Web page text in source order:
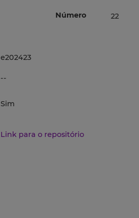
Número 22
e202423
--
Sim
Link para o repositório